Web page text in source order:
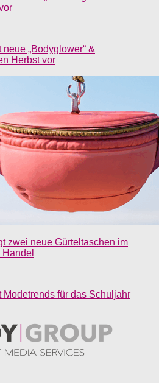
„Bodyglower“ &
Herbst vor
zwei neue Gürteltaschen im
Handel
Modetrends für das Schuljahr